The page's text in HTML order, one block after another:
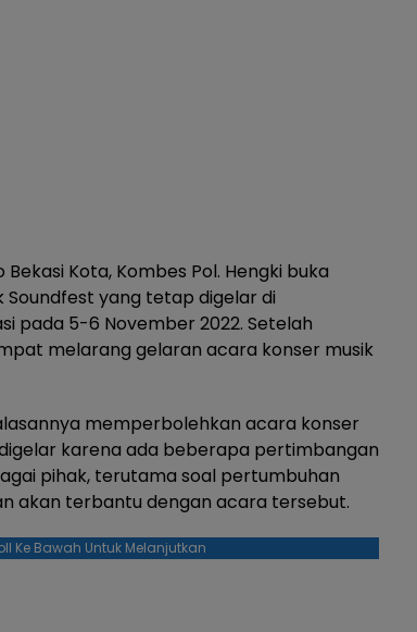
Bekasi Kota, Kombes Pol. Hengki buka
Soundfest yang tetap digelar di
pada 5-6 November 2022. Setelah
melarang gelaran acara konser musik
memperbolehkan acara konser
karena ada beberapa pertimbangan
pihak, terutama soal pertumbuhan
akan terbantu dengan acara tersebut.
Ke Bawah Untuk Melanjutkan